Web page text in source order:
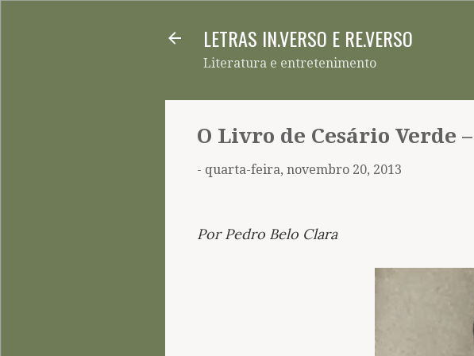
LETRAS IN.VERSO E RE.VERSO
Literatura e entretenimento
O Livro de Cesário Verde
- quarta-feira, novembro 20, 2013
Por Pedro Belo Clara